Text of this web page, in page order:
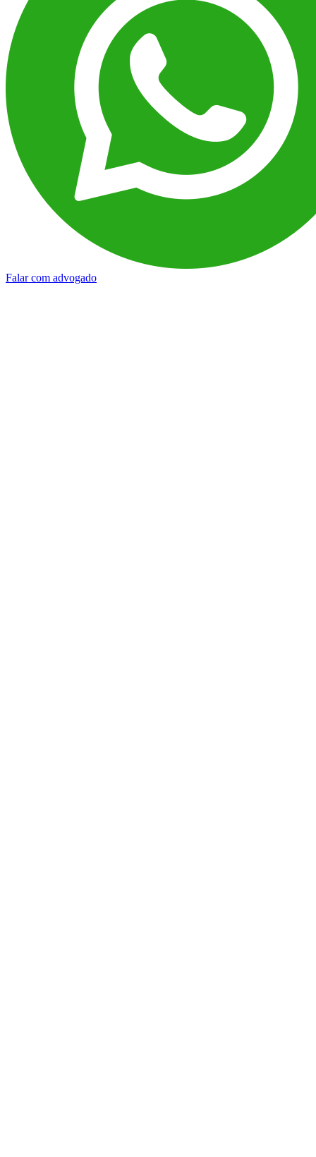
Falar com advogado